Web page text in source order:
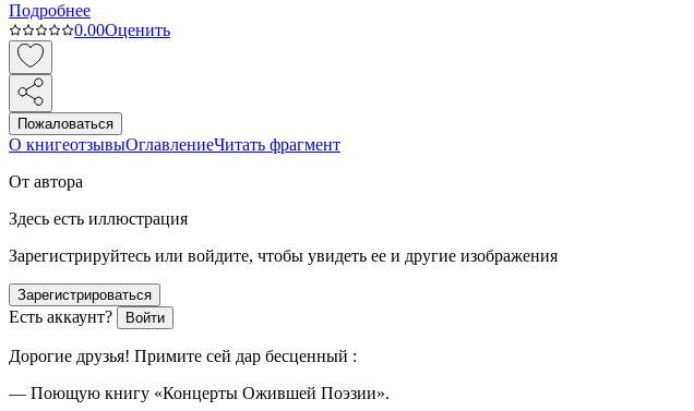
Подробнее
0.00Оценить
Пожаловаться
О книгеотзывыОглавлениеЧитать фрагмент
От автора
Здесь есть иллюстрация
Зарегистрируйтесь или войдите, чтобы увидеть ее и другие изображения
Зарегистрироваться
Есть аккаунт? Войти
Дорогие друзья! Примите сей дар бесценный :
— Поющую книгу «Концерты Ожившей Поэзии».